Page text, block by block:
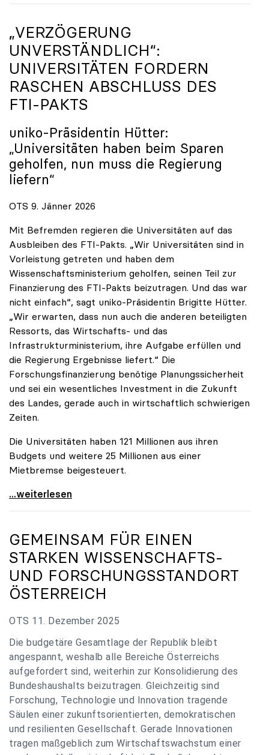
„VERZÖGERUNG
UNVERSTÄNDLICH“:
UNIVERSITÄTEN FORDERN
RASCHEN ABSCHLUSS DES
FTI-PAKTS
uniko-Präsidentin Hütter:
„Universitäten haben beim Sparen
geholfen, nun muss die Regierung
liefern“
OTS 9. Jänner 2026
Mit Befremden regieren die Universitäten auf das
Ausbleiben des FTI-Pakts. „Wir Universitäten sind in
Vorleistung getreten und haben dem
Wissenschaftsministerium geholfen, seinen Teil zur
Finanzierung des FTI-Pakts beizutragen. Und das war
nicht einfach“, sagt uniko-Präsidentin Brigitte Hütter.
„Wir erwarten, dass nun auch die anderen beteiligten
Ressorts, das Wirtschafts- und das
Infrastrukturministerium, ihre Aufgabe erfüllen und
die Regierung Ergebnisse liefert.“ Die
Forschungsfinanzierung benötige Planungssicherheit
und sei ein wesentliches Investment in die Zukunft
des Landes, gerade auch in wirtschaftlich schwierigen
Zeiten.
Die Universitäten haben 121 Millionen aus ihren
Budgets und weitere 25 Millionen aus einer
Mietbremse beigesteuert.
„Verzögerung unverständlich“: Universitäten
...weiterlesen
GEMEINSAM FÜR EINEN
STARKEN WISSENSCHAFTS-
UND FORSCHUNGSSTANDORT
ÖSTERREICH
OTS 11. Dezember 2025
Die budgetäre Gesamtlage der Republik bleibt
angespannt, weshalb alle Bereiche Österreichs
aufgefordert sind, weiterhin zur Konsolidierung des
Bundeshaushalts beizutragen. Gleichzeitig sind
Forschung, Technologie und Innovation tragende
Säulen einer zukunftsorientierten, demokratischen
und resilienten Gesellschaft. Gerade Innovationen
tragen maßgeblich zum Wirtschaftswachstum einer